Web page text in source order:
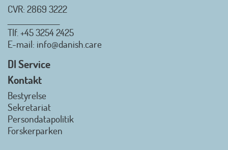
Danish.Care - Branchen for
hjælpemidler og
Danish.Care fra den 01. juli 2026
officielt kan kalde sig for
CVR: 2869 3222
Tlf.+45 3254 2425
E-mail: info@danish.care
DI Service
Kontakt
Bestyrelse
Sekretariat
Persondatapolitik
Forskerparken